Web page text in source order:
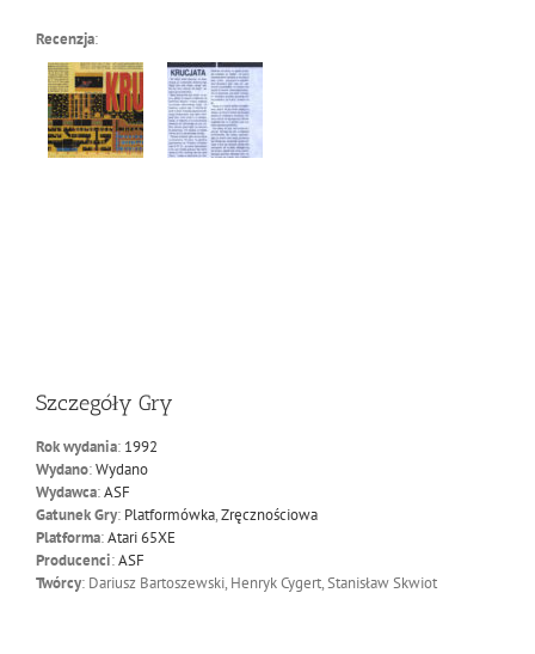
Recenzja:
Szczegóły Gry
Rok wydania: 1992
Wydano:Wydano
Wydawca:ASF
Gatunek Gry: Platformówka,Zręcznościowa
Platforma:Atari 65XE
Producenci:ASF
Twórcy: Dariusz Bartoszewski, Henryk Cygert, Stanisław Skwiot